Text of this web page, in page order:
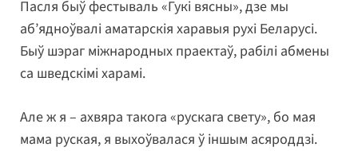
Пасля быў фестываль «Гукі вясны», дзе мы
аб’ядноўвалі аматарскія харавыя рухі Беларусі.
Быў шэраг міжнародных праектаў, рабілі абмены
са шведскімі харамі.
Але ж я – ахвяра такога «рускага свету», бо мая
мама руская, я выхоўвалася ў іншым асяроддзі.